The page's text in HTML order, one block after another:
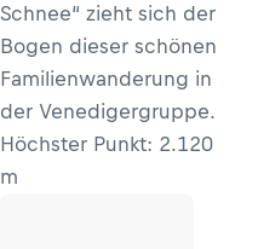
Schnee“ zieht sich der
Bogen dieser schönen
Familienwanderung in
der Venedigergruppe.
Höchster Punkt: 2.120
m